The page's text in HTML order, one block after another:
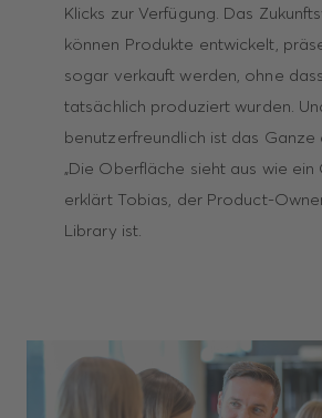
Klicks zur Verfügung. Das
können Produkte entwickelt,
sogar verkauft werden, ohne
tatsächlich produziert wurden.
benutzerfreundlich ist das Ganze
„Die Oberfläche sieht aus wie ein
erklärt Tobias, der Product-
Library ist.